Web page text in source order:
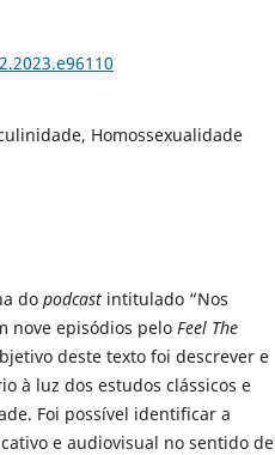
Homossexualidade
do podcast intitulado “Nos
nove episódios pelo Feel The
deste texto foi descrever e
à luz dos estudos clássicos e
Foi possível identificar a
e audiovisual no sentido de